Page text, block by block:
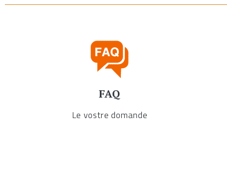
FAQ
Le vostre domande